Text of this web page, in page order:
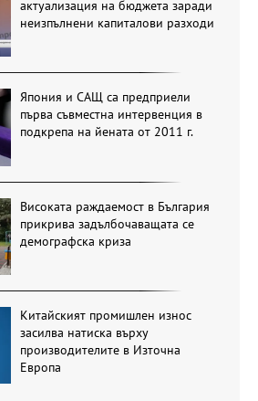
актуализация на бюджета заради
неизпълнени капиталови разходи
Япония и САЩ са предприели
първа съвместна интервенция в
подкрепа на йената от 2011 г.
Високата раждаемост в България
прикрива задълбочаващата се
демографска криза
Китайският промишлен износ
засилва натиска върху
производителите в Източна
Европа